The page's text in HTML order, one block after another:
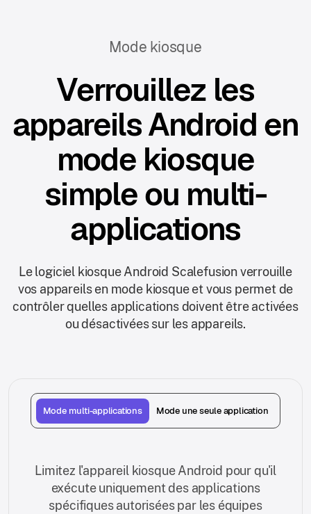
Mode kiosque
Verrouillez les
appareils Android en
mode kiosque
simple ou multi-
applications
Le logiciel kiosque Android Scalefusion verrouille
vos appareils en mode kiosque et vous permet de
contrôler quelles applications doivent être activées
ou désactivées sur les appareils.
Mode multi-applications Mode une seule application
Limitez l'appareil kiosque Android pour qu'il
exécute uniquement des applications
spécifiques autorisées par les équipes